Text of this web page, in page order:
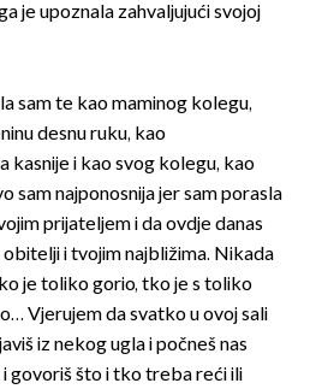
je upoznala zahvaljujući svojoj
sam te kao maminog kolegu,
desnu ruku, kao
kasnije i kao svog kolegu, kao
sam najponosnija jer sam porasla
prijateljem i da ovdje danas
i tvojim najbližima. Nikada
je toliko gorio, tko je s toliko
Vjerujem da svatko u ovoj sali
iz nekog ugla i počneš nas
govoriš što i tko treba reći ili